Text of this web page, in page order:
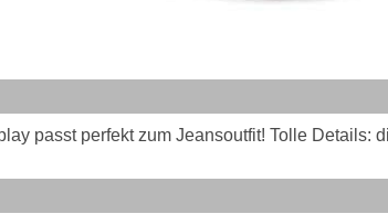
passt perfekt zum Jeansoutfit! Tolle